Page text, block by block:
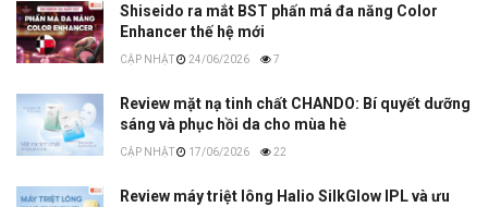
Shiseido ra mắt BST phấn má đa năng Color
Enhancer thế hệ mới
24/06/2026 7
Review mặt nạ tinh chất CHANDO: Bí quyết dưỡng
sáng và phục hồi da cho mùa hè
17/06/2026 22
Review máy triệt lông Halio SilkGlow IPL và ưu